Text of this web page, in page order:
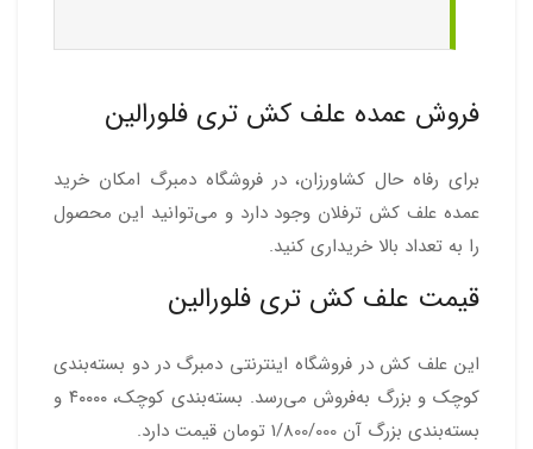
فروش عمده علف کش تری فلورالین
برای رفاه حال کشاورزان، در فروشگاه دمبرگ امکان خرید
عمده علف کش ترفلان وجود دارد و می‌توانید این محصول
را به تعداد بالا خریداری کنید.
قیمت علف کش تری فلورالین
این علف کش در فروشگاه اینترنتی دمبرگ در دو بسته‌بندی
کوچک و بزرگ به‌فروش می‌رسد. بسته‌بندی کوچک، ۴۰۰۰۰ و
بسته‌بندی بزرگ آن 1/800/000 تومان قیمت دارد.